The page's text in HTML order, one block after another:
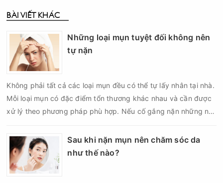
BÀI VIẾT KHÁC
Những loại mụn tuyệt đối không nên
tự nặn
Không phải tất cả các loại mụn đều có thể tự lấy nhân tại nhà.
Mỗi loại mụn có đặc điểm tổn thương khác nhau và cần được
xử lý theo phương pháp phù hợp. Nếu cố gắng nặn những nốt
nên nghiêm trọng hơn, làm tăng nguy cơ nhiễm trùng, để lại
thâm hoặc sẹo khó phục hồi.
Sau khi nặn mụn nên chăm sóc da
như thế nào?